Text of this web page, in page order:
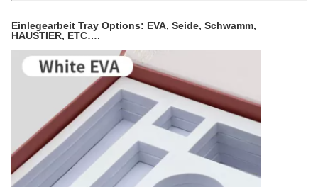
Einlegearbeit Tray Options: EVA, Seide, Schwamm,
HAUSTIER, ETC….